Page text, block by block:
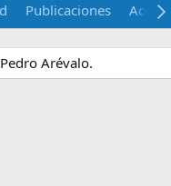
Publicaciones Acerca
Arévalo.